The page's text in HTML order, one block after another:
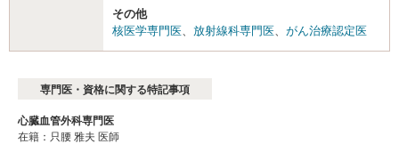
その他
核医学専門医
放射線科専門医 がん治療認定医
専門医・資格に関する特記事項
心臓血管外科専門医
在籍：只腰 雅夫 医師